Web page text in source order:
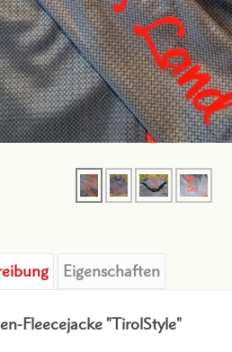
Eigenschaften
Fleecejacke "TirolStyle"